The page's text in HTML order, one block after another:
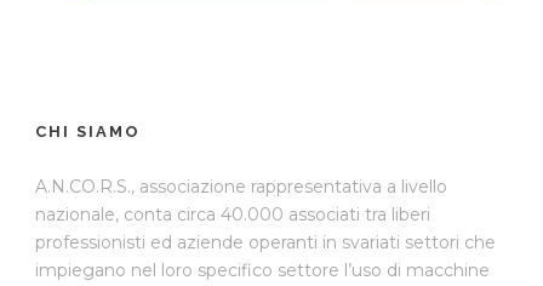
CHI SIAMO
A.N.CO.R.S., associazione rappresentativa a livello
nazionale, conta circa 40.000 associati tra liberi
professionisti ed aziende operanti in svariati settori che
impiegano nel loro specifico settore l’uso di macchine